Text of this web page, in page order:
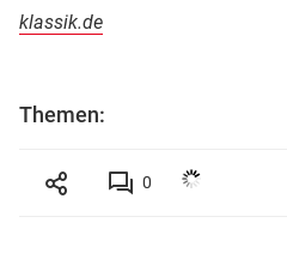
klassik.de
Themen:
0